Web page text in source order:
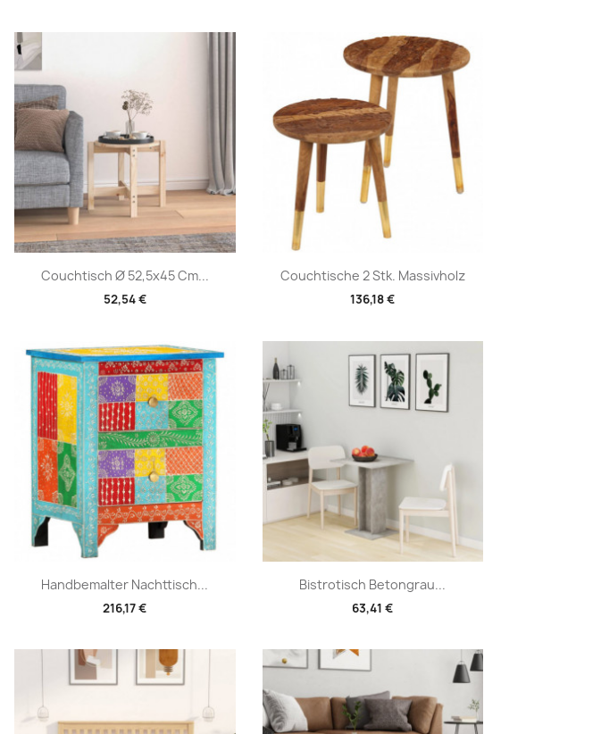
Couchtisch Ø 52,5x45 Cm...
52,54 €
Vorschau Couchtische 2 Stk. Massivholz
136,18 €
Vorschau
Handbemalter Nachttisch...
216,17 €
Vorschau Bistrotisch Betongrau...
63,41 €
Vorschau